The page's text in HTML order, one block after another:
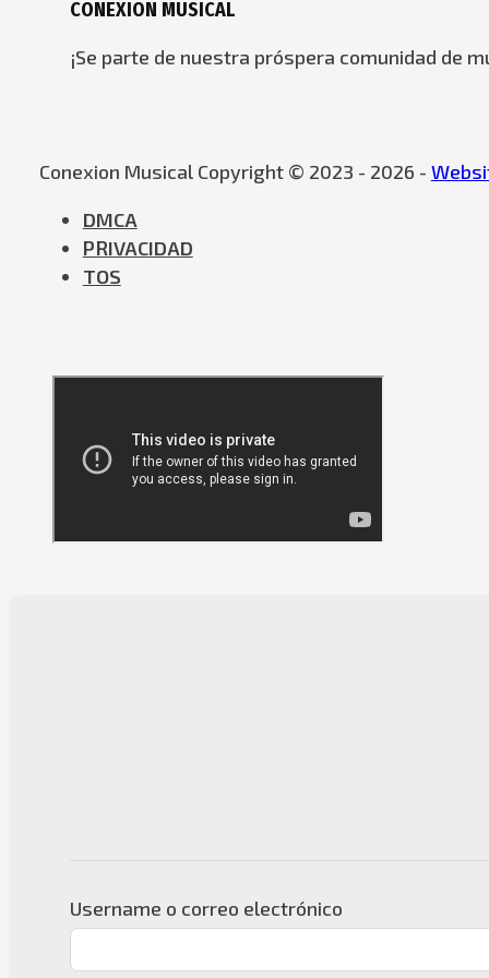
CONEXION MUSICAL
¡Se parte de nuestra próspera comunidad de
Conexion Musical Copyright © 2023 - 2026 -
DMCA
PRIVACIDAD
TOS
Username o correo electrónico